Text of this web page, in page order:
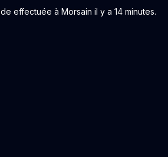
effectuée à Morsain il y a 14 minutes.